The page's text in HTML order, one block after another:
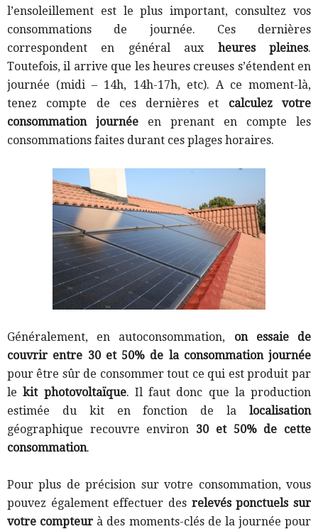
l’ensoleillement est le plus important, consultez vos
consommations de journée. Ces dernières
correspondent en général auxheures pleines.
Toutefois, il arrive que les heures creuses s’étendent en
journée (midi – 14h, 14h-17h, etc). A ce moment-là,
tenez compte de ces dernières et calculez votre
consommation journée en prenant en compte les
consommations faites durant ces plages horaires.
Généralement, en autoconsommation, on essaie de
couvrir entre 30 et 50% de la consommation journée
pour être sûr de consommer tout ce qui est produit par
lekit photovoltaïque. Il faut donc que la production
estimée du kit en fonction de la localisation
géographique recouvre environ 30 et 50% de cette
consommation.
Pour plus de précision sur votre consommation, vous
pouvez également effectuer des relevés ponctuels sur
votre compteur à des moments-clés de la journée pour